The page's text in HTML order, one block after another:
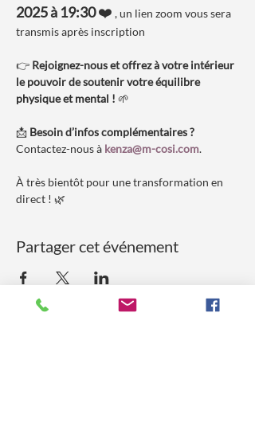
2025 à 19:30 ❤️ , un lien zoom vous sera
transmis après inscription
👉 Rejoignez-nous et offrez à votre intérieur
le pouvoir de soutenir votre équilibre
physique et mental ! 🌱
📩 Besoin d’infos complémentaires ?
Contactez-nous à kenza@m-cosi.com.
À très bientôt pour une transformation en
direct ! 🌿
Partager cet événement